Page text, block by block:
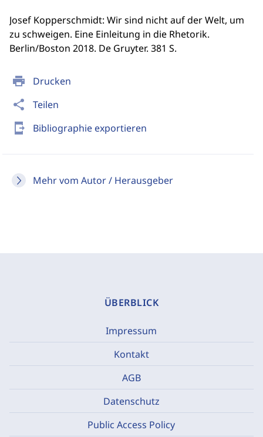
print Drucken
share Teilen
send_to_mobile Bibliographie exportieren
Mehr vom Autor / Herausgeber
Josef Kopperschmidt: Wir sind nicht auf der Welt, um
zu schweigen. Eine Einleitung in die Rhetorik.
Berlin/Boston 2018. De Gruyter. 381 S.
ÜBERBLICK
Impressum
Kontakt
AGB
Datenschutz
Public Access Policy